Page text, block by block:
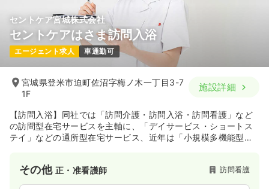
セントケア宮城株式会社
セントケアはさま訪問入浴
エージェント求人 車通勤可
宮城県登米市迫町佐沼字梅ノ木一丁目3-7
1F
施設詳細
【訪問入浴】同社では「訪問介護・訪問入浴・訪問看護」など
の訪問型在宅サービスを主軸に、「デイサービス・ショートス
テイ」などの通所型在宅サービス、近年は「小規模多機能型居
在宅看護分野における「ワンストップ・サービス機能」の充実
に取組んでおります。
その他 正・准看護師 訪問看護